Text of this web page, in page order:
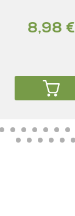
8,98 €